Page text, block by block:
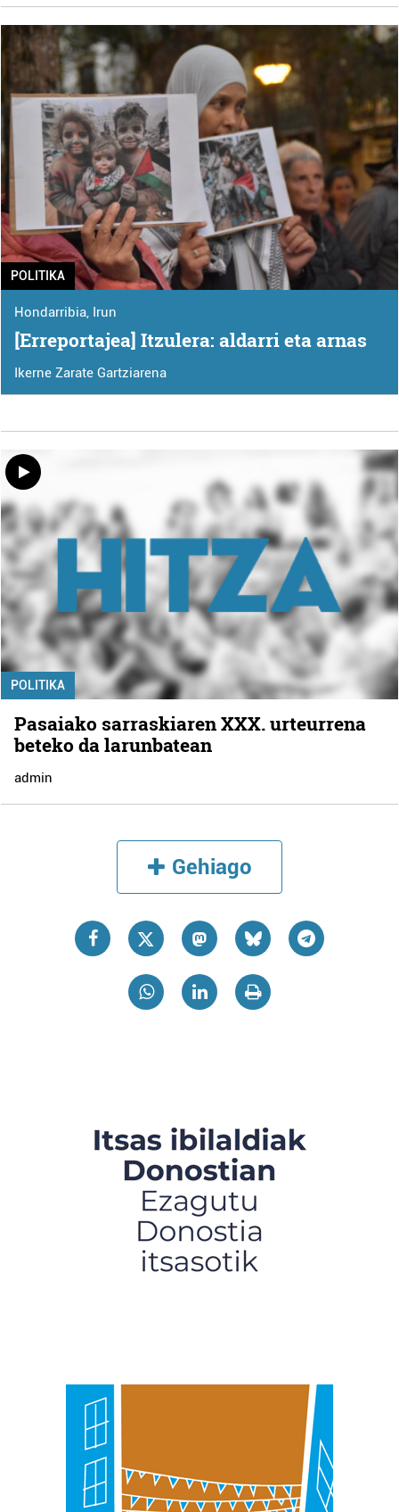
POLITIKA
Hondarribia, Irun
[Erreportajea] Itzulera: aldarri eta arnas
Ikerne Zarate Gartziarena
POLITIKA
Pasaiako sarraskiaren XXX. urteurrena
beteko da larunbatean
admin
Gehiago